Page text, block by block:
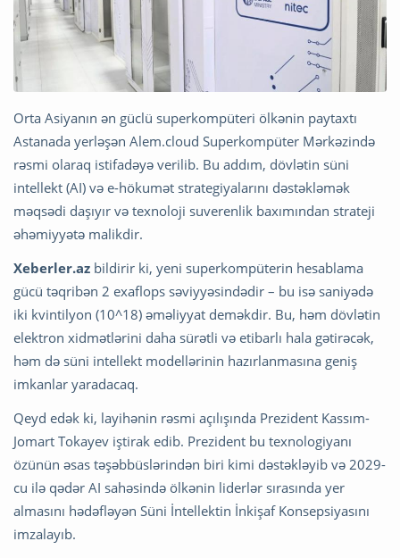
Orta Asiyanın ən güclü superkompüteri ölkənin paytaxtı
Astanada yerləşən Alem.cloud Superkompüter Mərkəzində
rəsmi olaraq istifadəyə verilib. Bu addım, dövlətin süni
intellekt (AI) və e-hökumət strategiyalarını dəstəkləmək
məqsədi daşıyır və texnoloji suverenlik baxımından strateji
əhəmiyyətə malikdir.
Xeberler.az bildirir ki, yeni superkompüterin hesablama
gücü təqribən 2 exaflops səviyyəsindədir – bu isə saniyədə
iki kvintilyon (10^18) əməliyyat deməkdir. Bu, həm dövlətin
elektron xidmətlərini daha sürətli və etibarlı hala gətirəcək,
həm də süni intellekt modellərinin hazırlanmasına geniş
imkanlar yaradacaq.
Qeyd edək ki, layihənin rəsmi açılışında Prezident Kassım-
Jomart Tokayev iştirak edib. Prezident bu texnologiyanı
özünün əsas təşəbbüslərindən biri kimi dəstəkləyib və 2029-
cu ilə qədər AI sahəsində ölkənin liderlər sırasında yer
almasını hədəfləyən Süni İntellektin İnkişaf Konsepsiyasını
imzalayıb.